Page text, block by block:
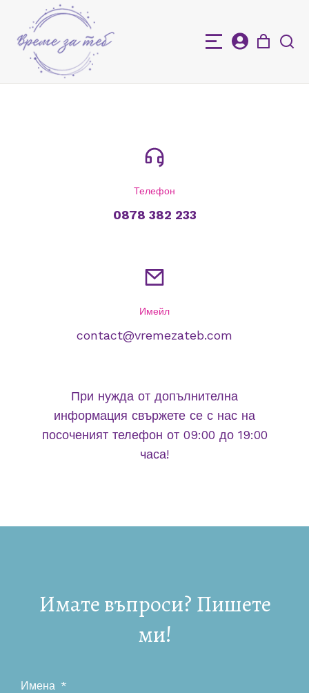
Телефон
0878 382 233
Имейл
contact@vremezateb.com
При нужда от допълнителна
информация свържете се с нас на
посоченият телефон от 09:00 до 19:00
часа!
Имате въпроси? Пишете
ми!
Имена